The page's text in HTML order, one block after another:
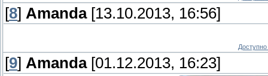
[8] Amanda[13.10.2013, 16:56]
[9] Amanda[01.12.2013, 16:23]